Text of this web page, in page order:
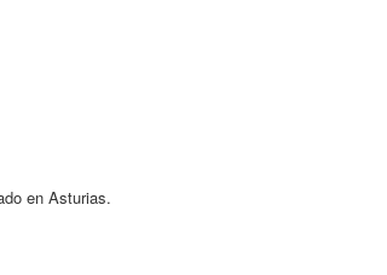
en Asturias.